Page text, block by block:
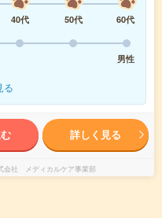
40代 50代
60代
男性
る
詳しく見る
会社 メディカルケア事業部